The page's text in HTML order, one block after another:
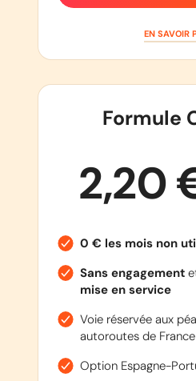
EN SAVOIR
Formule
2,20
0 € les mois non
Sans engagement
mise en service
Voie réservée aux
autoroutes de France
Option Espagne-